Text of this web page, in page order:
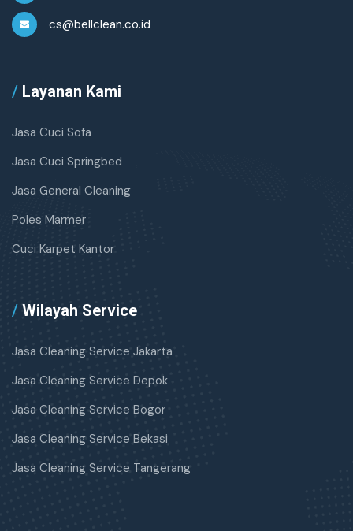
cs@bellclean.co.id
/ Layanan Kami
Jasa Cuci Sofa
Jasa Cuci Springbed
Jasa General Cleaning
Poles Marmer
Cuci Karpet Kantor
/ Wilayah Service
Jasa Cleaning Service Jakarta
Jasa Cleaning Service Depok
Jasa Cleaning Service Bogor
Jasa Cleaning Service Bekasi
Jasa Cleaning Service Tangerang